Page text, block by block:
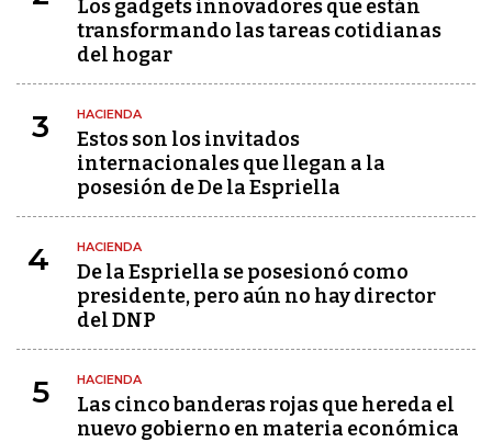
Los gadgets innovadores que están
transformando las tareas cotidianas
del hogar
3 HACIENDA
Estos son los invitados
internacionales que llegan a la
posesión de De la Espriella
4 HACIENDA
De la Espriella se posesionó como
presidente, pero aún no hay director
del DNP
5 HACIENDA
Las cinco banderas rojas que hereda el
nuevo gobierno en materia económica